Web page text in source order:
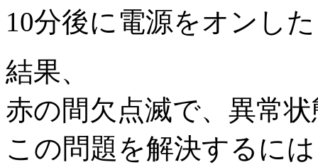
10分後に電源をオンし
結果、
赤の間欠点滅で、異常
この問題を解決するに